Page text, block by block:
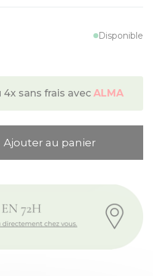
Disponible
sans frais avec ALMA
Ajouter au panier